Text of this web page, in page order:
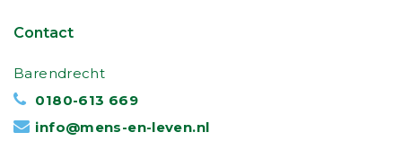
Contact
Barendrecht
0180-613 669
info@mens-en-leven.nl